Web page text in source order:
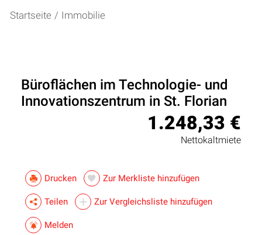
Startseite / Immobilie
Büroflächen im Technologie- und
Innovationszentrum in St. Florian
1.248,33 €
Nettokaltmiete
Drucken Zur Merkliste hinzufügen
Teilen Zur Vergleichsliste hinzufügen
Melden